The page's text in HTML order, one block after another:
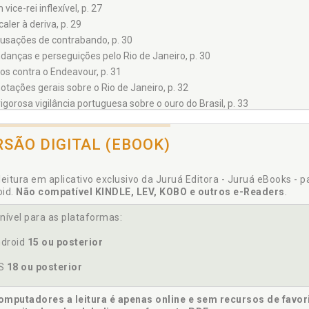
vice-rei inflexível, p. 27
à deriva, p. 29
de contrabando, p. 30
e perseguições pelo Rio de Janeiro, p. 30
contra o Endeavour, p. 31
gerais sobre o Rio de Janeiro, p. 32
vigilância portuguesa sobre o ouro do Brasil, p. 33
carioca, p. 35
exploração do ouro, p. 37
marítima, clima e alimentação, p. 39
DO FOGO, p. 41
com o frio em alto-mar, p. 41
descobertas em terra, p. 44
contato com os nativos, p. 45
desastrosa por plantas desconhecidas, p. 47
DIGITAL (EBOOK)
em aplicativo exclusivo da Juruá Editora - Juruá eBooks -
Não compatível KINDLE, LEV, KOBO e outros e-Readers.
para as plataformas:
15 ou posterior
18 ou posterior
a leitura é apenas online e sem recursos de